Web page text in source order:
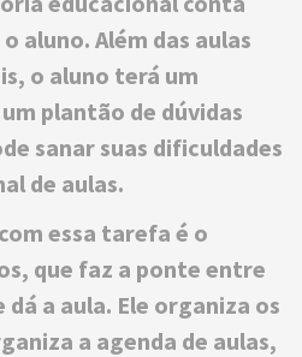
aluno. Além das aulas
o aluno terá um
plantão de dúvidas
sanar suas dificuldades
de aulas.
essa tarefa é o
que faz a ponte entre
a aula. Ele organiza os
a agenda de aulas,